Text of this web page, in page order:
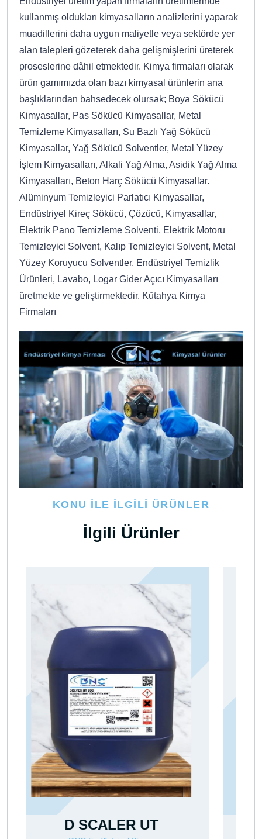
kullanmış oldukları kimyasalların analizlerini yaparak
muadillerini daha uygun maliyetle veya sektörde yer
alan talepleri gözeterek daha gelişmişlerini üreterek
proseslerine dâhil etmektedir. Kimya firmaları olarak
ürün gamımızda olan bazı kimyasal ürünlerin ana
başlıklarından bahsedecek olursak; Boya Sökücü
Kimyasallar, Pas Sökücü Kimyasallar, Metal
Temizleme Kimyasalları, Su Bazlı Yağ Sökücü
Kimyasallar, Yağ Sökücü Solventler, Metal Yüzey
İşlem Kimyasalları, Alkali Yağ Alma, Asidik Yağ Alma
Kimyasalları, Beton Harç Sökücü Kimyasallar.
Alüminyum Temizleyici Parlatıcı Kimyasallar,
Endüstriyel Kireç Sökücü, Çözücü, Kimyasallar,
Elektrik Pano Temizleme Solventi, Elektrik Motoru
Temizleyici Solvent, Kalıp Temizleyici Solvent, Metal
Yüzey Koruyucu Solventler, Endüstriyel Temizlik
Ürünleri, Lavabo, Logar Gider Açıcı Kimyasalları
üretmekte ve geliştirmektedir. Kütahya Kimya
Firmaları
KONU İLE İLGILI ÜRÜNLER
İlgili Ürünler
SOLVENT BAZLI TİNER